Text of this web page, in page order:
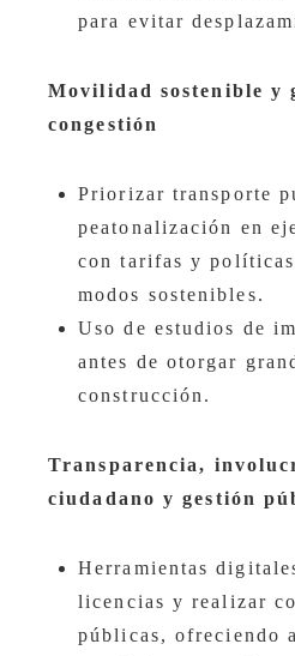
para evitar
Movilidad sostenible y
congestión
Priorizar transporte
peatonalización en
con tarifas y
modos sostenibles.
Uso de estudios de
antes de otorgar
construcción.
Transparencia,
ciudadano y gestión
Herramientas
licencias y realizar
públicas, ofreciendo